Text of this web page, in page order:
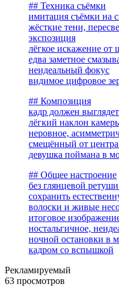
## Техника съёмки
имитация съёмки на
жёсткие тени,
экспозиция
лёгкое искажение от
едва заметное
неидеальный фокус
видимое цифровое
## Композиция
кадр должен
лёгкий наклон
неровное,
смещённый от центра
девушка поймана в
## Общее настроение
без глянцевой
сохранить
волоски и живые
итоговое
ностальгичное,
ночной остановки в
кадром со вспышкой
Рекламируемый
63 просмотров